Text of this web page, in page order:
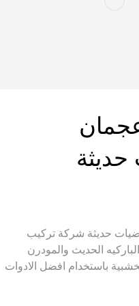
باركيه عجمان |0545574752|ارضيات حديثة شركة تركيب
الحديث والمودرن
باستخدام افضل الادوات